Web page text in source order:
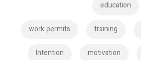
education
training
work permits
motivation
Intention